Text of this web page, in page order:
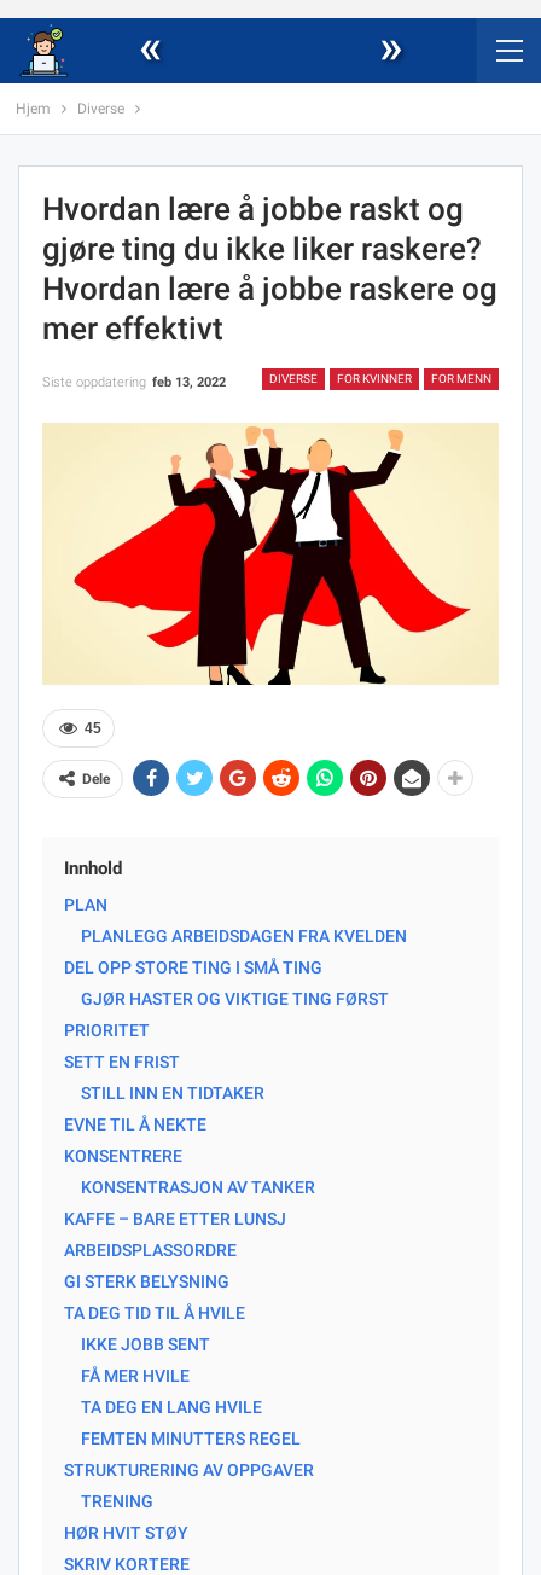
« »
Hjem Diverse
Hvordan lære å jobbe raskt og
gjøre ting du ikke liker raskere?
Hvordan lære å jobbe raskere og
mer effektivt
DIVERSE FOR KVINNER FOR MENN
Siste oppdatering feb 13, 2022
45
Dele
Innhold
PLAN
PLANLEGG ARBEIDSDAGEN FRA KVELDEN
DEL OPP STORE TING I SMÅ TING
GJØR HASTER OG VIKTIGE TING FØRST
PRIORITET
SETT EN FRIST
STILL INN EN TIDTAKER
EVNE TIL Å NEKTE
KONSENTRERE
KONSENTRASJON AV TANKER
KAFFE – BARE ETTER LUNSJ
ARBEIDSPLASSORDRE
GI STERK BELYSNING
TA DEG TID TIL Å HVILE
IKKE JOBB SENT
FÅ MER HVILE
TA DEG EN LANG HVILE
FEMTEN MINUTTERS REGEL
STRUKTURERING AV OPPGAVER
TRENING
HØR HVIT STØY
SKRIV KORTERE